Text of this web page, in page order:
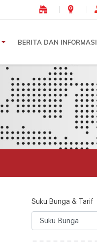
BERITA DAN INFORMASI
Suku Bunga & Tarif